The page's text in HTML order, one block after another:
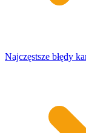
Najczęstsze błędy